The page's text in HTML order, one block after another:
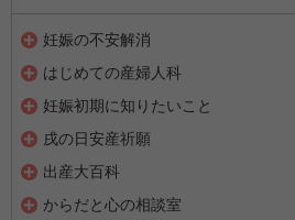
妊娠の不安解消
はじめての産婦人科
妊娠初期に知りたいこと
戌の日安産祈願
出産大百科
からだと心の相談室